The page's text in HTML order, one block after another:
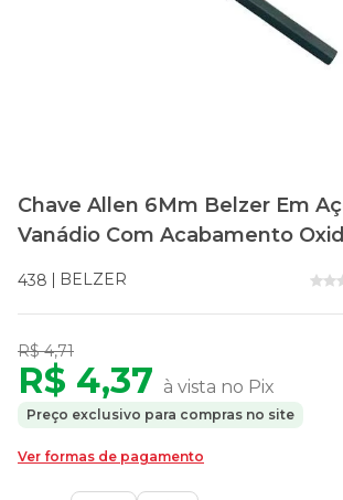
Chave Allen 6Mm Belzer Em
Vanádio Com Acabamento
438 BELZER
R$ 4,71
R$ 4,37 à vista no Pix
Preço exclusivo para compras no site
Ver formas de pagamento